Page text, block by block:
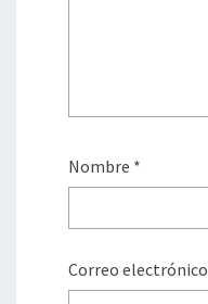
Nombre *
Correo electrónico